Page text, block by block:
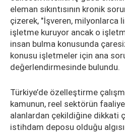
eleman sıkıntısının kronik
çizerek, "İşveren, milyonlarca
işletme kuruyor ancak o
insan bulma konusunda
konusu işletmeler için ana
değerlendirmesinde bulundu.
Türkiye’de özelleştirme
kamunun, reel sektörün
alanlardan çekildiğine dikkati
istihdam deposu olduğu